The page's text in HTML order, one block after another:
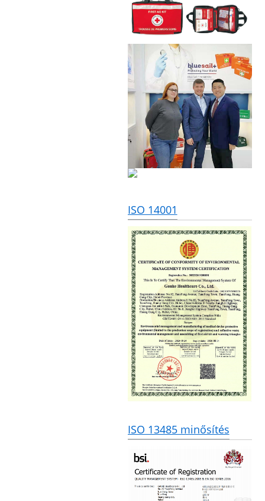
ISO 14001
ISO 13485 minősítés